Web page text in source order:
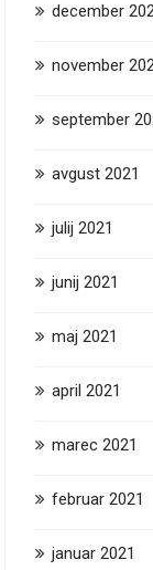
december
november
september
avgust 2021
julij 2021
junij 2021
maj 2021
april 2021
marec 2021
februar 2021
januar 2021